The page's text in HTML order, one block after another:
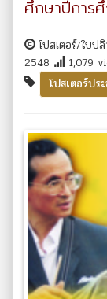
ศึกษาปีการ
โปสเตอร์/ใบป
2548
1,079
โปสเตอร์ปร